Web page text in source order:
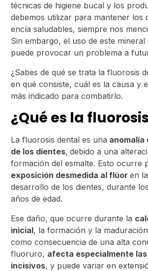
técnicas de higiene bucal y los
debemos utilizar para mantener los
encía saludables, siempre nos
Sin embargo, el uso de este mineral
puede provocar un problema a
¿Sabes de qué se trata la fluorosis
en qué consiste, cuál es la causa y
más indicado para combatirlo.
¿Qué es la
La fluorosis dental es una anomalía
de los dientes, debido a una
formación del esmalte. Esto ocurre
exposición desmedida al flúoren
desarrollo de los dientes, durante
años de edad.
Ese daño, que ocurre durante la
inicial, la formación y la
como consecuencia de una alta
fluoruro, afecta especialmente
incisivos, y puede variar en